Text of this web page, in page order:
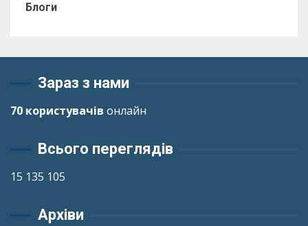
Блоги
Зараз з нами
70 користувачів онлайн
Всього переглядів
15 135 105
Архіви